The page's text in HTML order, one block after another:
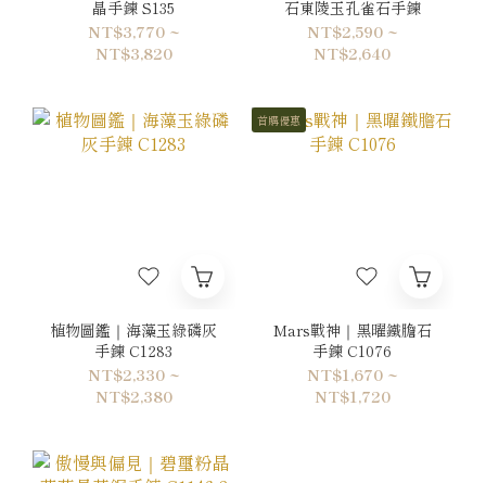
晶手鍊 S135
NT$3,770 ~
NT$3,820
石東陵玉孔雀石手鍊
NT$2,590 ~
NT$2,640
植物圖鑑｜海藻玉綠磷灰
手鍊 C1283
NT$2,330 ~
NT$2,380
首購優惠
Mars戰神｜黑曜鐵膽石
手鍊 C1076
NT$1,670 ~
NT$1,720